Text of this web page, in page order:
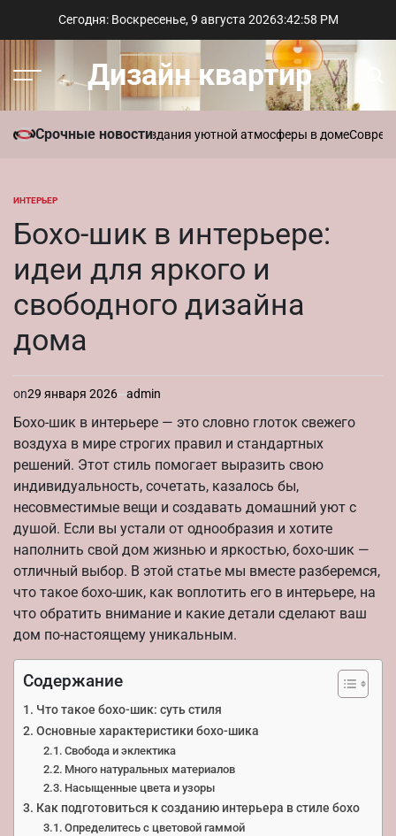
Сегодня: Воскресенье, 9 августа 20263:42:59 PM
Меню Дизайн квартир
Срочные новости
ароматы для создания уютной атмосферы в доме
ОПУБЛИКОВАНО
ИНТЕРЬЕР
Бохо-шик в интерьере:
идеи для яркого и
свободного дизайна
дома
on29 января 2026 admin
Бохо-шик в интерьере — это словно глоток свежего
воздуха в мире строгих правил и стандартных
решений. Этот стиль помогает выразить свою
индивидуальность, сочетать, казалось бы,
несовместимые вещи и создавать домашний уют с
душой. Если вы устали от однообразия и хотите
наполнить свой дом жизнью и яркостью, бохо-шик —
отличный выбор. В этой статье мы вместе разберемся,
что такое бохо-шик, как воплотить его в интерьере, на
что обратить внимание и какие детали сделают ваш
дом по-настоящему уникальным.
Содержание
Что такое бохо-шик: суть стиля
Основные характеристики бохо-шика
Свобода и эклектика
Много натуральных материалов
Насыщенные цвета и узоры
Как подготовиться к созданию интерьера в стиле бохо
Определитесь с цветовой гаммой